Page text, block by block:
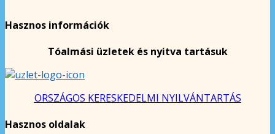
Hasznos információk
Tóalmási üzletek és nyitva tartásuk
ORSZÁGOS KERESKEDELMI NYILVÁNTARTÁS
Hasznos oldalak